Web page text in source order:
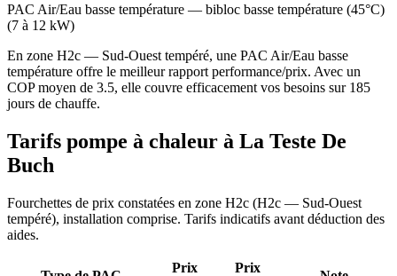
PAC Air/Eau basse température — bibloc basse température (45°C)
(7 à 12 kW)
En zone H2c — Sud-Ouest tempéré, une PAC Air/Eau basse
température offre le meilleur rapport performance/prix. Avec un
COP moyen de 3.5, elle couvre efficacement vos besoins sur 185
jours de chauffe.
Tarifs pompe à chaleur à La Teste De
Buch
Fourchettes de prix constatées en zone H2c (H2c — Sud-Ouest
tempéré), installation comprise. Tarifs indicatifs avant déduction des
aides.
Prix
Prix